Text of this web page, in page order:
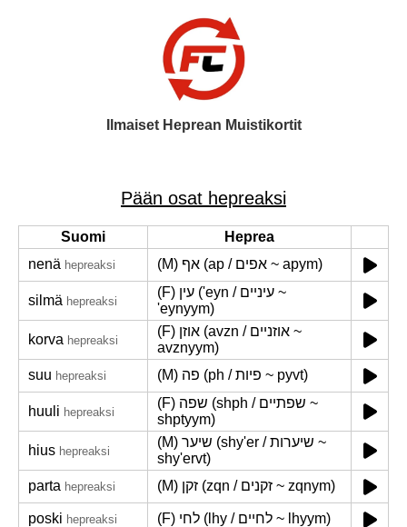
Ilmaiset Heprean Muistikortit
Pään osat hepreaksi
Suomi
Heprea
nenä hepreaksi (M) אף (ap / אפים ~ apym)
silmä hepreaksi
(F) עין ('eyn / עיניים ~
'eynyym)
korva hepreaksi
(F) אוזן (avzn / אוזניים ~
avznyym)
suu hepreaksi (M) פה (ph / פיות ~ pyvt)
huuli hepreaksi
(F) שפה (shph / שפתיים ~
shptyym)
hius hepreaksi
(M) שיער (shy'er / שיערות ~
shy'ervt)
parta hepreaksi (M) זקן (zqn / זקנים ~ zqnym)
poski hepreaksi (F) לחי (lhy / לחיים ~ lhyym)